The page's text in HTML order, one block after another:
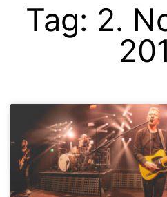
Tag: 2.